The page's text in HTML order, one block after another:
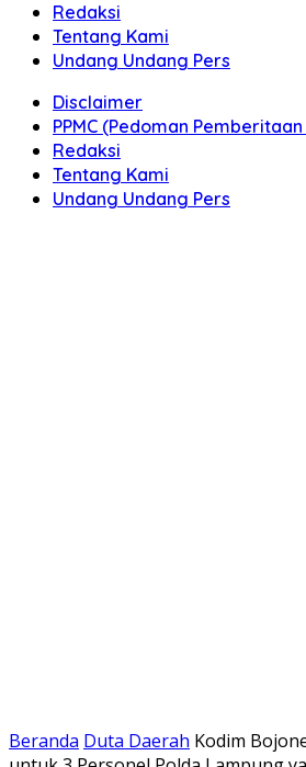
Redaksi
Tentang Kami
Undang Undang Pers
Disclaimer
PPMC (Pedoman
Redaksi
Tentang Kami
Undang Undang Pers
Beranda Duta Daerah Kodim